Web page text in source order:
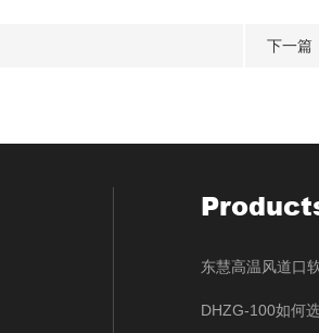
下一篇
东慧高温风道口
DHZG-100如何